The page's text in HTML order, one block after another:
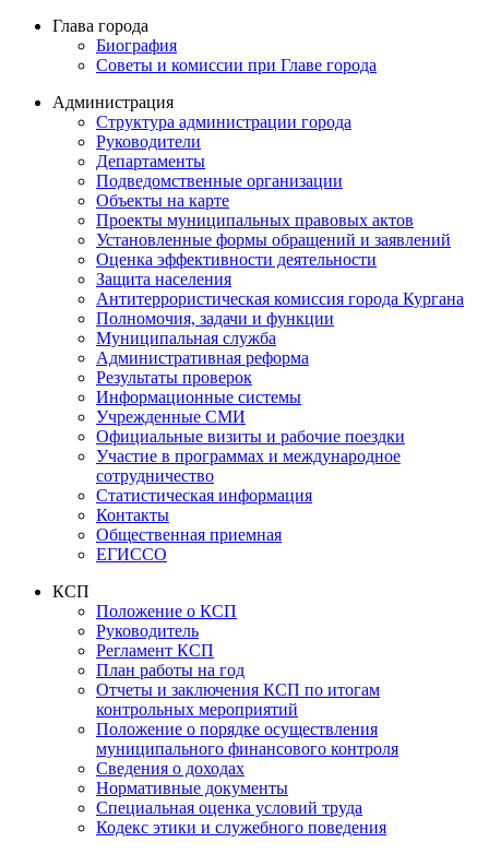
Глава города
Биография
Советы и комиссии при Главе города
Администрация
Структура администрации города
Руководители
Департаменты
Подведомственные организации
Объекты на карте
Проекты муниципальных правовых актов
Установленные формы обращений и заявлений
Оценка эффективности деятельности
Защита населения
Антитеррористическая комиссия города Кургана
Полномочия, задачи и функции
Муниципальная служба
Административная реформа
Результаты проверок
Информационные системы
Учрежденные СМИ
Официальные визиты и рабочие поездки
Участие в программах и международное
сотрудничество
Статистическая информация
Контакты
Общественная приемная
ЕГИССО
КСП
Положение о КСП
Руководитель
Регламент КСП
План работы на год
Отчеты и заключения КСП по итогам
контрольных мероприятий
Положение о порядке осуществления
муниципального финансового контроля
Сведения о доходах
Нормативные документы
Специальная оценка условий труда
Кодекс этики и служебного поведения